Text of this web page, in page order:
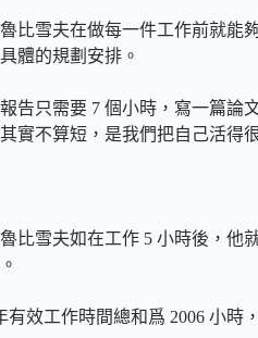
比雪夫在做每一件工作前就能
體的規劃安排。
告只需要 7 個小時，寫一篇論
實不算短，是我們把自己活得
比雪夫如在工作 5 小時後，他
效工作時間總和爲 2006 小時